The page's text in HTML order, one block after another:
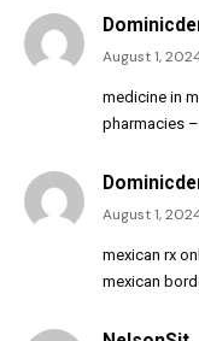
August 1,
medicine in
pharmacies
August 1,
mexican rx
mexican